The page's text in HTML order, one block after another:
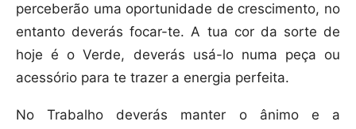
perceberão uma oportunidade de crescimento, no
entanto deverás focar-te. A tua cor da sorte de
hoje é o Verde, deverás usá-lo numa peça ou
acessório para te trazer a energia perfeita.
No Trabalho deverás manter o ânimo e a